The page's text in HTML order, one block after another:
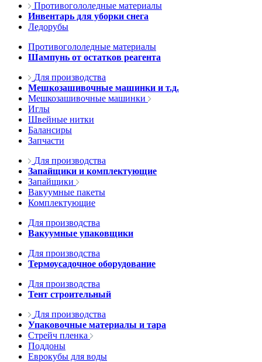
Противогололедные материалы
Инвентарь для уборки снега
Ледорубы
Противогололедные материалы
Шампунь от остатков реагента
Для производства
Мешкозашивочные машинки и т.д.
Мешкозашивочные машинки
Иглы
Швейные нитки
Балансиры
Запчасти
Для производства
Запайщики и комплектующие
Запайщики
Вакуумные пакеты
Комплектующие
Для производства
Вакуумные упаковщики
Для производства
Термоусадочное оборудование
Для производства
Тент строительный
Для производства
Упаковочные материалы и тара
Стрейч пленка
Поддоны
Еврокубы для воды